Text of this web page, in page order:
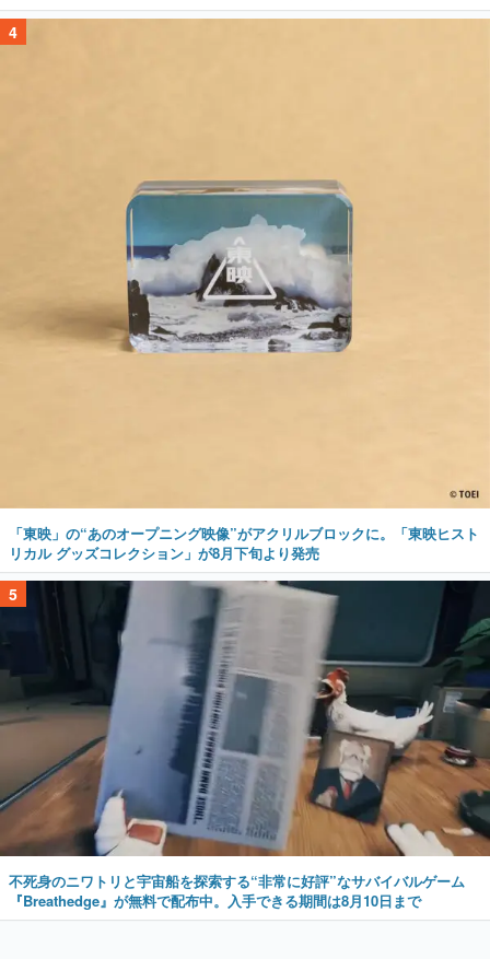
4
「東映」の“あのオープニング映像”がアクリルブロックに。「東映ヒスト
リカル グッズコレクション」が8月下旬より発売
5
不死身のニワトリと宇宙船を探索する“非常に好評”なサバイバルゲーム
『Breathedge』が無料で配布中。入手できる期間は8月10日まで